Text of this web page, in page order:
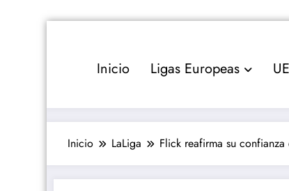
Inicio Ligas Europeas
Inicio LaLiga Flick reafirma su